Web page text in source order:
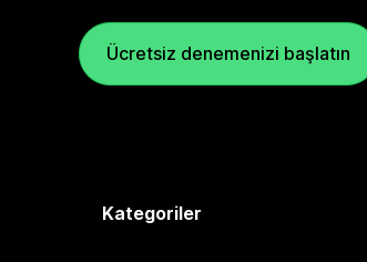
Ücretsiz denemenizi başlatın
Kategoriler